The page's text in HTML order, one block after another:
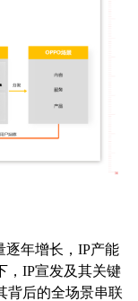
逐年增长，IP产能
，IP宣发及其关键
后的全场景串联